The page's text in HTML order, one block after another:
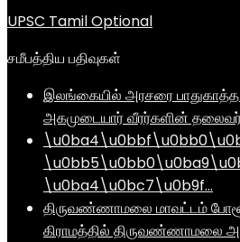
UPSC Tamil Optional
சமீபத்திய பதிவுகள்
இலங்கையில் அரசரை பாதுகாத்த
அகமுடையார் வீரர்களின்
\u0ba4\u0bc7\u0b9f…
திருவண்ணாமலை மாவட்டம்
கிராமத்தில் திருவண்ணாமலை